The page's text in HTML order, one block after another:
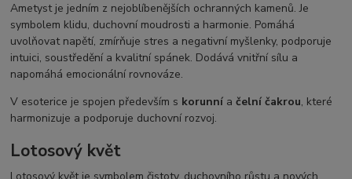
Ametyst je jedním z nejoblíbenějších ochranných kamenů. Je
symbolem klidu, duchovní moudrosti a harmonie. Pomáhá
uvolňovat napětí, zmírňuje stres a negativní myšlenky, podporuje
intuici, soustředění a kvalitní spánek. Dodává vnitřní sílu a
napomáhá emocionální rovnováze.
V esoterice je spojen především s korunní ačelní čakrou, které
harmonizuje a podporuje duchovní rozvoj.
Lotosový květ
Lotosový květ je symbolem čistoty, duchovního růstu a nových